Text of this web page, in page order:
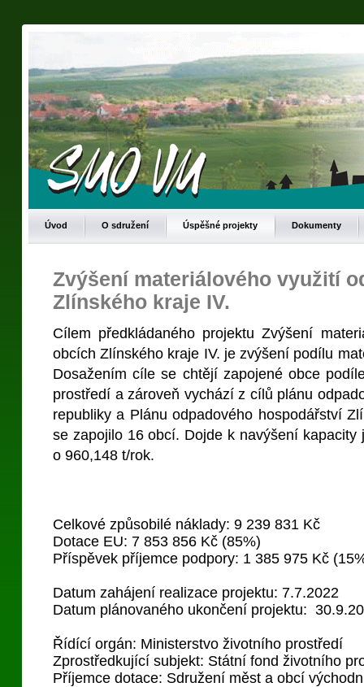
Úvod O sdružení Úspěšné projekty Dokumenty
Zvýšení materiálového využití
Zlínského kraje IV.
Cílem předkládaného projektu Zvýšení
obcích Zlínského kraje IV. je zvýšení podílu
Dosažením cíle se chtějí zapojené obce
prostředí a zároveň vychází z cílů plánu
republiky a Plánu odpadového hospodářství
se zapojilo 16 obcí. Dojde k navýšení
o 960,148 t/rok.
Celkové způsobilé náklady: 9 239 831 Kč
Dotace EU: 7 853 856 Kč (85%)
Příspěvek příjemce podpory: 1 385 975 Kč
Datum zahájení realizace projektu: 7.7.2022
Datum plánovaného ukončení projektu:
Řídící orgán: Ministerstvo životního prostředí
Zprostředkující subjekt: Státní fond životního
Příjemce dotace: Sdružení měst a obcí